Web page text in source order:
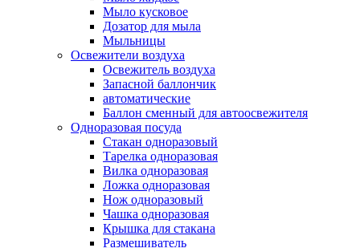
Мыло кусковое
Дозатор для мыла
Мыльницы
Освежители воздуха
Освежитель воздуха
Запасной баллончик
автоматические
Баллон сменный для автоосвежителя
Одноразовая посуда
Стакан одноразовый
Тарелка одноразовая
Вилка одноразовая
Ложка одноразовая
Нож одноразовый
Чашка одноразовая
Крышка для стакана
Размешиватель